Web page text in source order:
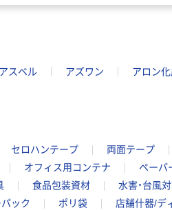
アスベル アズワン アロン
セロハンテープ 両面テープ
オフィス用コンテナ ペーパ
食品包装資材 水害・台風
ック ポリ袋 店舗什器/デ